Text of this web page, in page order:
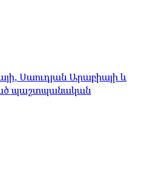
Սաուդյան Արաբիայի և
պաշտպանական